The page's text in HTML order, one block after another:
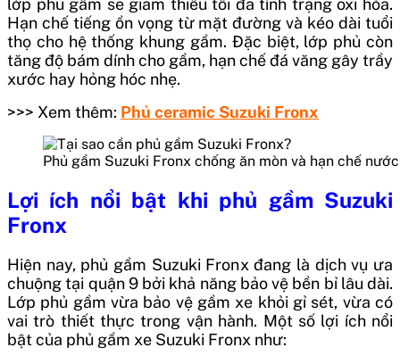
lớp phủ gầm sẽ giảm thiểu tối đa tình trạng oxi hóa.
Hạn chế tiếng ồn vọng từ mặt đường và kéo dài tuổi
thọ cho hệ thống khung gầm. Đặc biệt, lớp phủ còn
tăng độ bám dính cho gầm, hạn chế đá văng gây trầy
xước hay hỏng hóc nhẹ.
>>> Xem thêm: Phủ ceramic Suzuki Fronx
Phủ gầm Suzuki Fronx chống ăn mòn và hạn chế
Lợi ích nổi bật khi phủ gầm Suzuki
Fronx
Hiện nay, phủ gầm Suzuki Fronx đang là dịch vụ ưa
chuộng tại quận 9 bởi khả năng bảo vệ bền bỉ lâu dài.
Lớp phủ gầm vừa bảo vệ gầm xe khỏi gỉ sét, vừa có
vai trò thiết thực trong vận hành. Một số lợi ích nổi
bật của phủ gầm xe Suzuki Fronx như: